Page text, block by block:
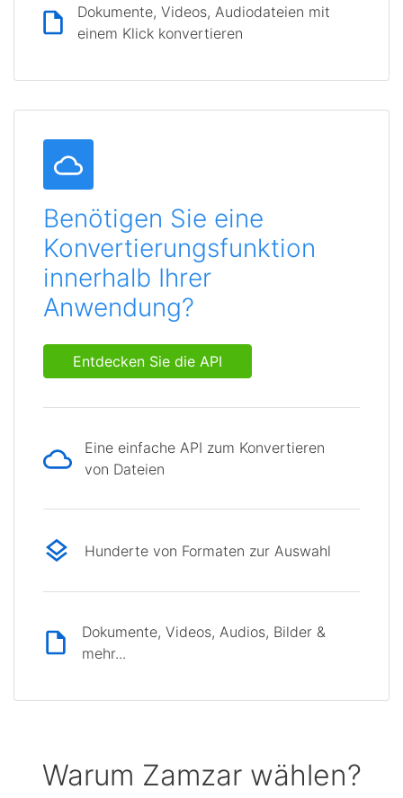
Dokumente, Videos, Audiodateien mit
einem Klick konvertieren
Benötigen Sie eine
Konvertierungsfunktion
innerhalb Ihrer
Anwendung?
Entdecken Sie die API
Eine einfache API zum Konvertieren
von Dateien
Hunderte von Formaten zur Auswahl
Dokumente, Videos, Audios, Bilder &
mehr...
Warum Zamzar wählen?